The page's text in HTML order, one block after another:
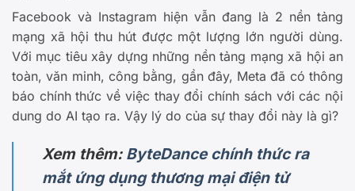
Facebook và Instagram hiện vẫn đang là 2 nền tảng
mạng xã hội thu hút được một lượng lớn người dùng.
Với mục tiêu xây dựng những nền tảng mạng xã hội an
toàn, văn minh, công bằng, gần đây, Meta đã có thông
báo chính thức về việc thay đổi chính sách với các nội
dung do AI tạo ra. Vậy lý do của sự thay đổi này là gì?
Xem thêm: ByteDance chính thức ra
mắt ứng dụng thương mại điện tử